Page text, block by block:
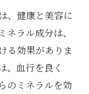
、健康と美容に
ラル成分は、
る効果がありま
、血行を良く
のミネラルを効